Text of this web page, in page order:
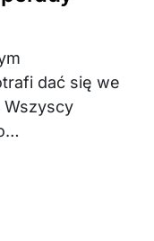
dać się we
Wszyscy